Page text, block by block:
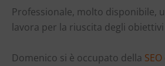
Professionale, molto disponibile,
lavora per la riuscita degli
Domenico si è occupato della SEO